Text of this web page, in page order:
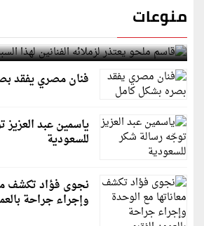
منوعات
قاسم ملحو يعتذر لزملائه الفنانين لهذا
فنان مصري يفقد
ياسمين عبد
للسعودية
نجوى فؤاد تكشف
وإجراء جراحة